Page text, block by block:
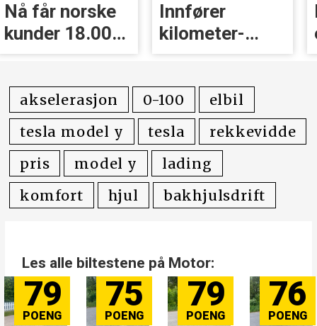
Nå får norske
kunder 18.000
kr i erstatning
Innfører
kilometer­
avgift for
akselerasjon 0-100
elbil
tesla model y
tesla
rekkevidde
pris
model y
lading
komfort
hjul bakhjulsdrift
Les alle biltestene på Motor:
79 75 79 76